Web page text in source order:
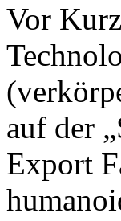
Vor
auf der
Export